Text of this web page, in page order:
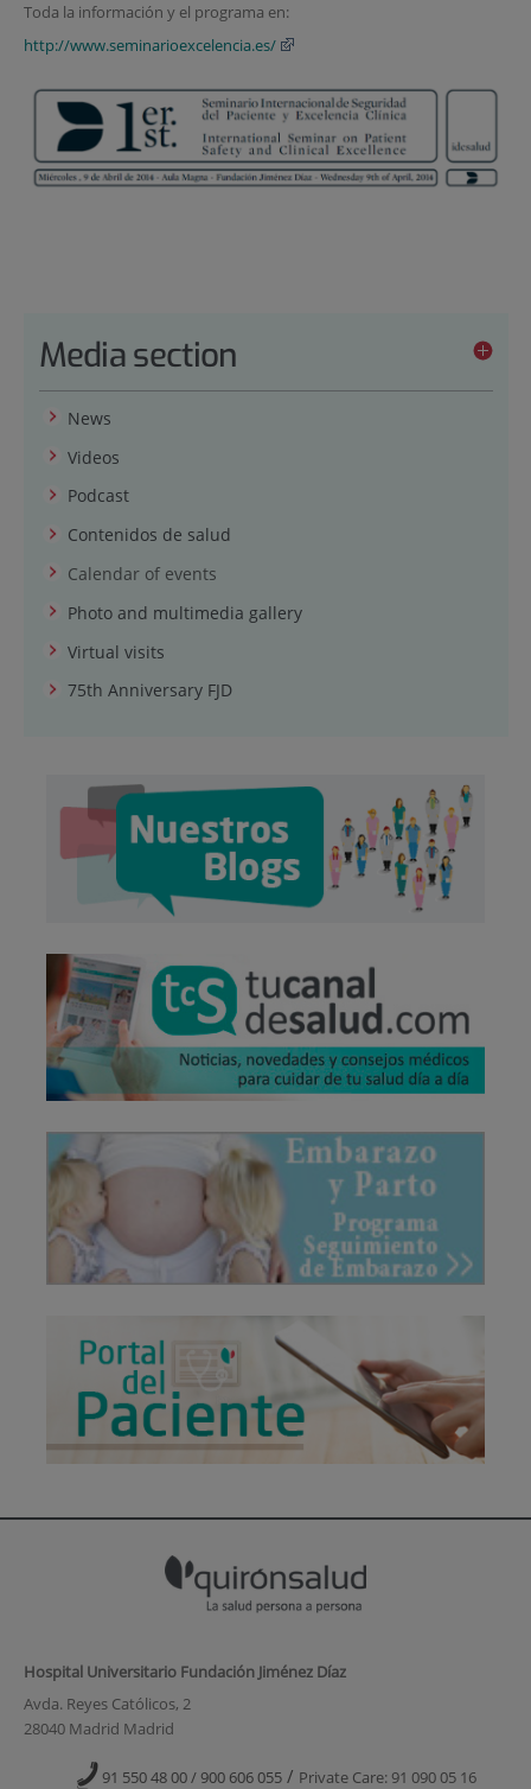
Toda la información y el programa en:
http://www.seminarioexcelencia.es/
Media section
News
Videos
Podcast
Contenidos de salud
Calendar of events
Photo and multimedia gallery
Virtual visits
75th Anniversary FJD
Hospital Universitario Fundación Jiménez Díaz
Avda. Reyes Católicos, 2
28040 Madrid Madrid
91 550 48 00 / 900 606 055 / Private Care: 91 090 05 16